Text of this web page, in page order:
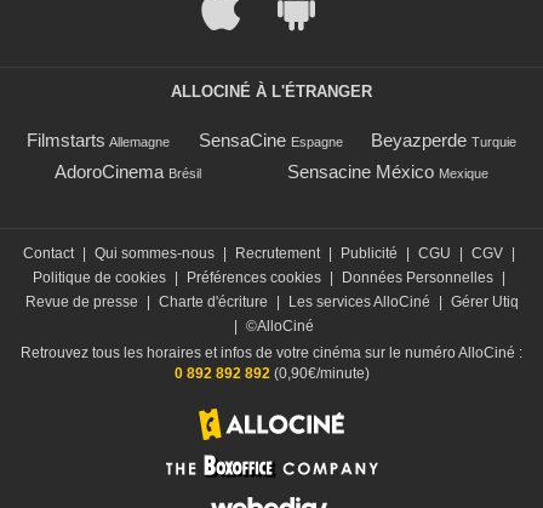
ALLOCINÉ À L'ÉTRANGER
Filmstarts Allemagne SensaCine Espagne Beyazperde Turquie
AdoroCinema Brésil Sensacine México Mexique
Contact Qui sommes-nous Recrutement Publicité CGU CGV
Politique de cookies
Préférences cookies Données Personnelles
Revue de presse
Charte d'écriture Les services AlloCiné
Gérer Utiq
©AlloCiné
Retrouvez tous les horaires et infos de votre cinéma sur le numéro AlloCiné :
0 892 892 892(0,90€/minute)